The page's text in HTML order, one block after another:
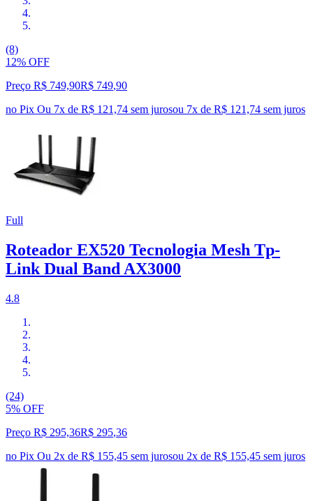
(8)
12% OFF
Preço R$ 749,90R$ 749,90
no Pix Ou 7x de R$ 121,74 sem jurosou 7x de R$ 121,74 sem juros
Full
Roteador EX520 Tecnologia Mesh Tp-
Link Dual Band AX3000
4.8
(24)
5% OFF
Preço R$ 295,36R$ 295,36
no Pix Ou 2x de R$ 155,45 sem jurosou 2x de R$ 155,45 sem juros